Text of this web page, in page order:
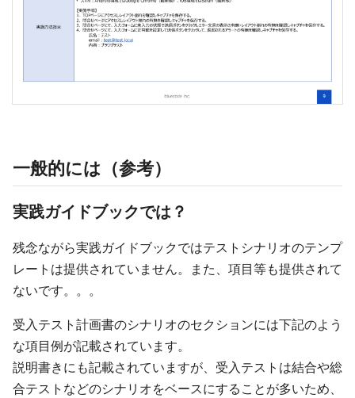
一般的には（参考）
実践ガイドブックでは？
残念ながら実践ガイドブックではテストシナリオのテンプ
レートは提供されていません。また、項目等も提供されて
ないです。。。
受入テスト計画書のシナリオのセクションには下記のよう
な項目例が記載されています。
説明書きにも記載されていますが、受入テストは結合や総
合テストなどのシナリオをベースにすることが多いため、